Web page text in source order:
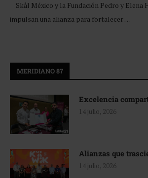
Skål México y la Fundación Pedro y Elena
impulsan una alianza para fortalecer …
MERIDIANO 87
Excelencia
14 julio, 2026
Alianzas que
14 julio, 2026